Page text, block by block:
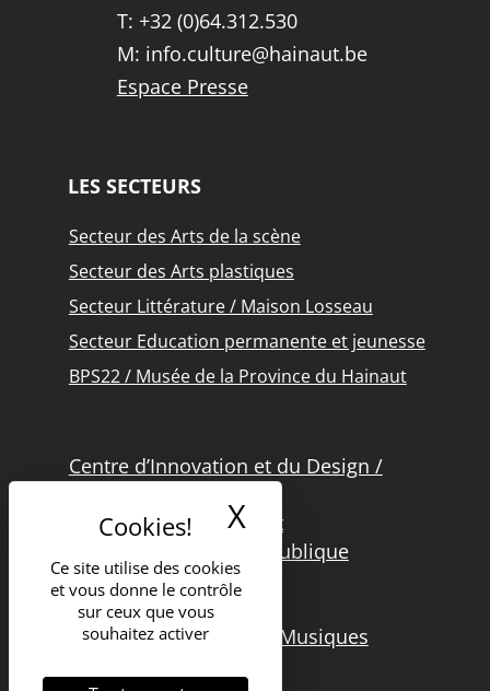
Ce site utilise des cookies
et vous donne le contrôle
sur ceux que vous
souhaitez activer
X Masquer le
T: +32 (0)64.312.530
M: info.culture@hainaut.be
Espace Presse
LES SECTEURS
Secteur des Arts de la scène
Secteur des Arts plastiques
Secteur Littérature / Maison Losseau
Secteur Education permanente et jeunesse
BPS22 / Musée de la Province du Hainaut
Centre d’Innovation et du Design /
Office des Métiers d’Art
Secteur de la Lecture Publique
Bibliothèque Langlois
Secteur Cinéma
Secteur Audiovisuel et Musiques